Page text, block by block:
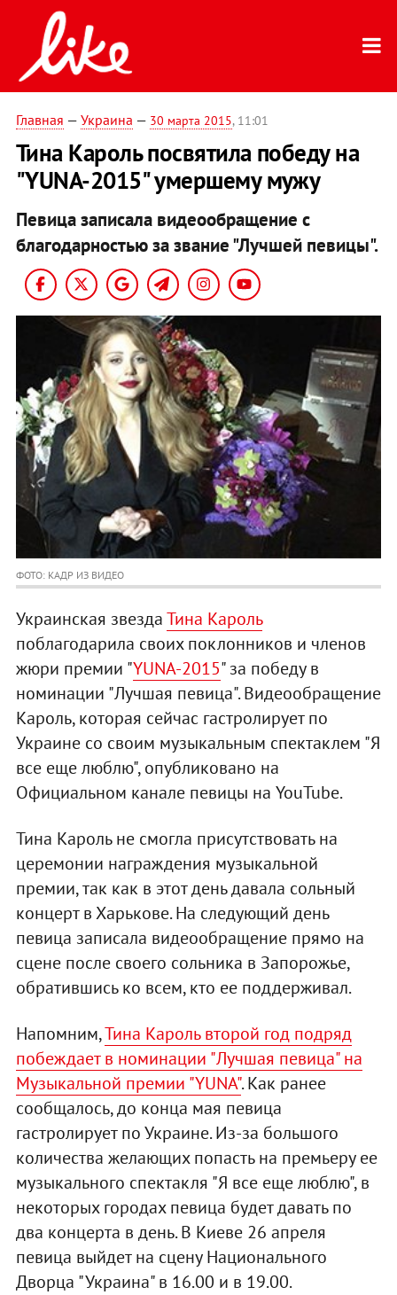
Главная — Украина — 30 марта 2015, 11:01
Тина Кароль посвятила победу на
"YUNA-2015" умершему мужу
Певица записала видеообращение с
благодарностью за звание "Лучшей певицы".
ФОТО: КАДР ИЗ ВИДЕО
Украинская звездаТина Кароль
поблагодарила своих поклонников и членов
жюри премии "YUNA-2015" за победу в
номинации "Лучшая певица". Видеообращение
Кароль, которая сейчас гастролирует по
Украине со своим музыкальным спектаклем "Я
все еще люблю", опубликовано на
Официальном канале певицы на YouTube.
Тина Кароль не смогла присутствовать на
церемонии награждения музыкальной
премии, так как в этот день давала сольный
концерт в Харькове. На следующий день
певица записала видеообращение прямо на
сцене после своего сольника в Запорожье,
обратившись ко всем, кто ее поддерживал.
Напомним,Тина Кароль второй год подряд
побеждает в номинации "Лучшая певица" на
Музыкальной премии "YUNA". Как ранее
сообщалось, до конца мая певица
гастролирует по Украине. Из-за большого
количества желающих попасть на премьеру ее
музыкального спектакля "Я все еще люблю", в
некоторых городах певица будет давать по
два концерта в день. В Киеве 26 апреля
певица выйдет на сцену Национального
Дворца "Украина" в 16.00 и в 19.00.